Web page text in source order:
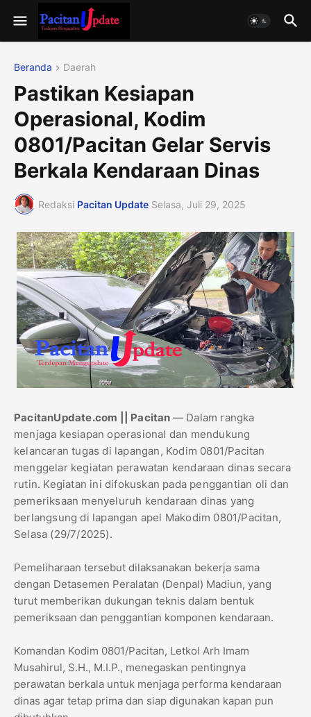
Beranda Daerah
Pastikan Kesiapan
Operasional, Kodim
0801/Pacitan Gelar Servis
Berkala Kendaraan Dinas
Redaksi Pacitan Update Selasa, Juli 29, 2025
PacitanUpdate.com || Pacitan — Dalam rangka
menjaga kesiapan operasional dan mendukung
kelancaran tugas di lapangan, Kodim 0801/Pacitan
menggelar kegiatan perawatan kendaraan dinas secara
rutin. Kegiatan ini difokuskan pada penggantian oli dan
pemeriksaan menyeluruh kendaraan dinas yang
berlangsung di lapangan apel Makodim 0801/Pacitan,
Selasa (29/7/2025).
Pemeliharaan tersebut dilaksanakan bekerja sama
dengan Detasemen Peralatan (Denpal) Madiun, yang
turut memberikan dukungan teknis dalam bentuk
pemeriksaan dan penggantian komponen kendaraan.
Komandan Kodim 0801/Pacitan, Letkol Arh Imam
Musahirul, S.H., M.I.P., menegaskan pentingnya
perawatan berkala untuk menjaga performa kendaraan
dinas agar tetap prima dan siap digunakan kapan pun